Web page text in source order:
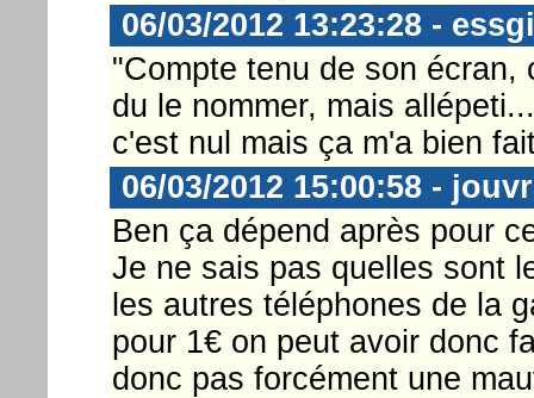
06/03/2012 13:23:28 - essgi
"Compte tenu de son écran,
du le nommer, mais
c'est nul mais ça m'a bien
06/03/2012 15:00:58 -
Ben ça dépend après pour
Je ne sais pas quelles sont
les autres téléphones de la
pour 1€ on peut avoir donc
donc pas forcément une